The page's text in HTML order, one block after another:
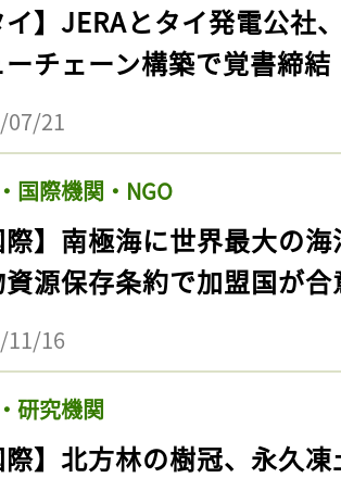
イ】JERAとタイ発電公社
ーチェーン構築で覚書締結
07/21
国際機関・NGO
際】南極海に世界最大の
源保存条約で加盟国が合
11/16
研究機関
際】北方林の樹冠、永久